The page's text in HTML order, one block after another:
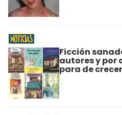
Ficción
autores y por
para de crecer